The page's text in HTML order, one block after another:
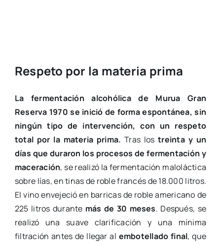
Respeto por la materia prima
La fermentación alcohólica de Murua Gran
Reserva 1970 se inició de forma espontánea, sin
ningún tipo de intervención, con un respeto
total por la materia prima. Tras lostreinta y un
días que duraron los procesos de fermentación y
maceración, se realizó la fermentación maloláctica
sobre lías, en tinas de roble francés de 18.000 litros.
El vino envejeció en barricas de roble americano de
225 litros durante más de 30 meses. Después, se
realizó una suave clarificación y una mínima
filtración antes de llegar al embotellado final, que